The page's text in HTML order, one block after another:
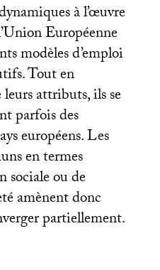
à l’œuvre
Européenne
modèles d’emploi
Tout en
attributs, ils se
parfois des
européens. Les
en termes
sociale ou de
amènent donc
partiellement.